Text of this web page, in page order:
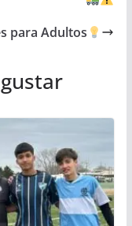
para Adultos